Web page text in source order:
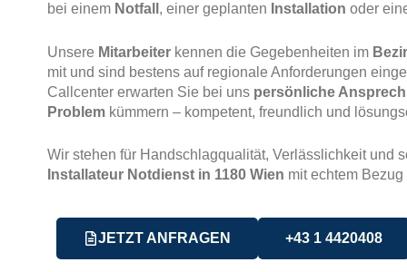
bei einem Notfall , einer geplanten Installation oder
Unsere Mitarbeiter kennen die Gegebenheiten im
mit und sind bestens auf regionale Anforderungen
Callcenter erwarten Sie bei uns persönliche
Problem kümmern – kompetent, freundlich und
Wir stehen für Handschlagqualität, Verlässlichkeit und
Installateur Notdienst in 1180 Wien mit echtem
JETZT ANFRAGEN +43 1 4420408